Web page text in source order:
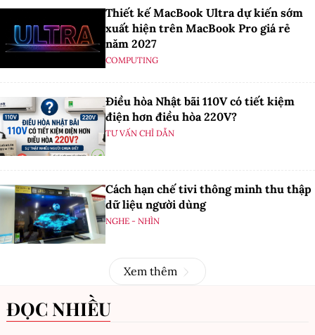
Thiết kế MacBook Ultra dự kiến sớm
xuất hiện trên MacBook Pro giá rẻ
năm 2027
COMPUTING
Điều hòa Nhật bãi 110V có tiết kiệm
điện hơn điều hòa 220V?
TƯ VẤN CHỈ DẪN
Cách hạn chế tivi thông minh thu thập
dữ liệu người dùng
NGHE - NHÌN
Xem thêm
ĐỌC NHIỀU